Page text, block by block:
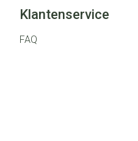
Klantenservice
FAQ